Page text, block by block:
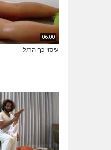
06:00
עיסוי כף הרגל